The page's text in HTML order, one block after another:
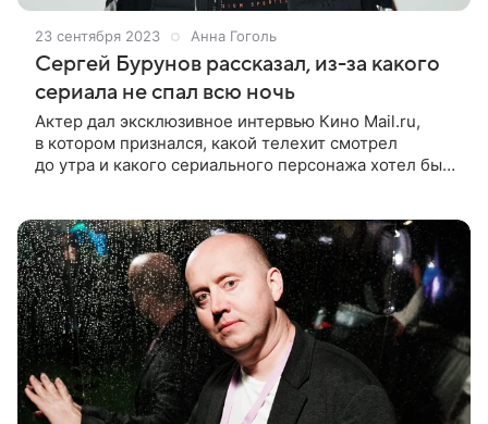
23 сентября 2023 Анна Гоголь
Сергей Бурунов рассказал, из-за какого
сериала не спал всю ночь
Актер дал эксклюзивное интервью Кино Mail.ru,
в котором признался, какой телехит смотрел
до утра и какого сериального персонажа хотел бы